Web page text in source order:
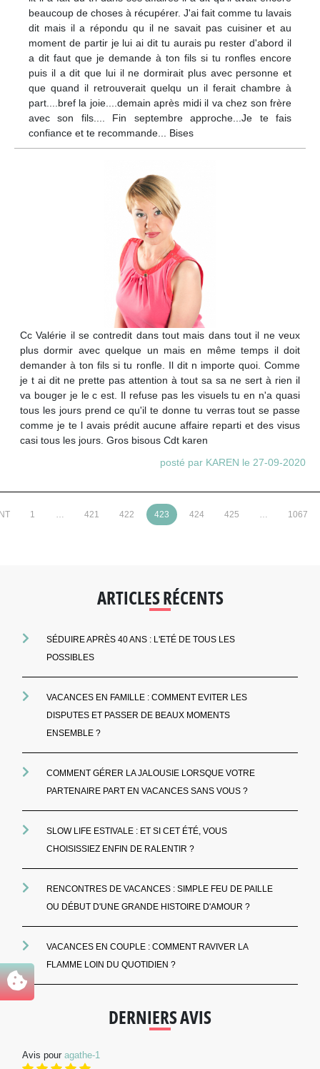
beaucoup de choses à récupérer. J'ai fait comme tu lavais
dit mais il a répondu qu il ne savait pas cuisiner et au
moment de partir je lui ai dit tu aurais pu rester d'abord il
a dit faut que je demande à ton fils si tu ronfles encore
puis il a dit que lui il ne dormirait plus avec personne et
que quand il retrouverait quelqu un il ferait chambre à
part....bref la joie....demain après midi il va chez son frère
avec son fils.... Fin septembre approche...Je te fais
confiance et te recommande... Bises
Cc Valérie il se contredit dans tout mais dans tout il ne veux
plus dormir avec quelque un mais en même temps il doit
demander à ton fils si tu ronfle. Il dit n importe quoi. Comme
je t ai dit ne prette pas attention à tout sa sa ne sert à rien il
va bouger je le c est. Il refuse pas les visuels tu en n'a quasi
tous les jours prend ce qu'il te donne tu verras tout se passe
comme je te l avais prédit aucune affaire reparti et des visus
casi tous les jours. Gros bisous Cdt karen
posté par KAREN le 27-09-2020
1 … 421 422 423 424 425 … 1067
ARTICLES RÉCENTS
SÉDUIRE APRÈS 40 ANS : L'ETÉ DE TOUS LES
POSSIBLES
VACANCES EN FAMILLE : COMMENT EVITER LES
DISPUTES ET PASSER DE BEAUX MOMENTS
ENSEMBLE ?
COMMENT GÉRER LA JALOUSIE LORSQUE VOTRE
PARTENAIRE PART EN VACANCES SANS VOUS ?
SLOW LIFE ESTIVALE : ET SI CET ÉTÉ, VOUS
CHOISISSIEZ ENFIN DE RALENTIR ?
RENCONTRES DE VACANCES : SIMPLE FEU DE PAILLE
OU DÉBUT D'UNE GRANDE HISTOIRE D'AMOUR ?
VACANCES EN COUPLE : COMMENT RAVIVER LA
FLAMME LOIN DU QUOTIDIEN ?
DERNIERS AVIS
Avis pour agathe-1